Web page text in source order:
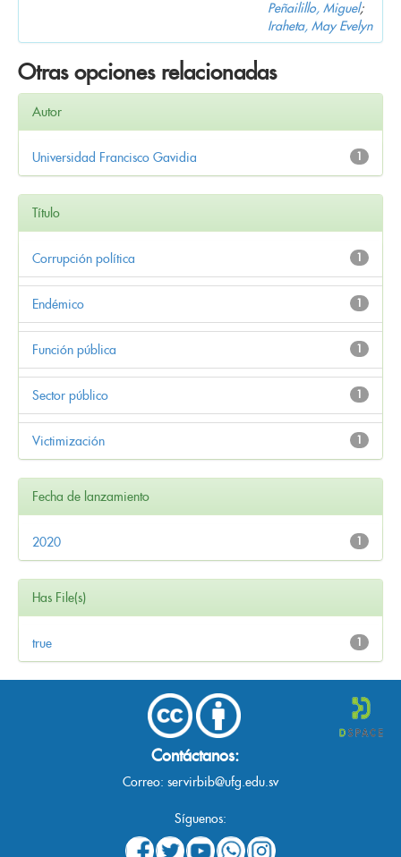
Peñailillo, Miguel;
Iraheta, May Evelyn
Otras opciones relacionadas
Autor
1
Universidad Francisco Gavidia
Título
1
Corrupción política
1
Endémico
1
Función pública
1
Sector público
1
Victimización
Fecha de lanzamiento
1
2020
Has File(s)
1
true
Contáctanos:
Correo: servirbib@ufg.edu.sv
Síguenos: